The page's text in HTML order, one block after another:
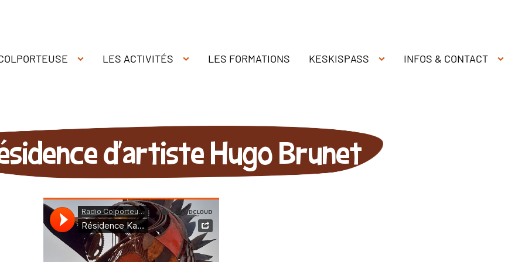
LES ACTIVITÉS LES FORMATIONS KESKISPASS INFOS & CONTACT
d'artiste Hugo Brunet